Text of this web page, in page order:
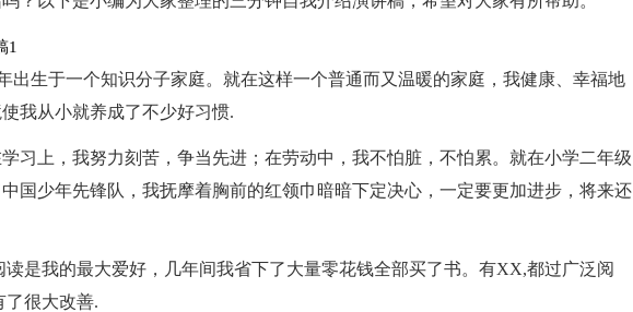
1
出生于一个知识分子家庭。就在这样一个普通而又温暖的家庭，我健康、幸福地
我从小就养成了不少好习惯.
习上，我努力刻苦，争当先进；在劳动中，我不怕脏，不怕累。就在小学二年级
国少年先锋队，我抚摩着胸前的红领巾暗暗下定决心，一定要更加进步，将来还
读是我的最大爱好，几年间我省下了大量零花钱全部买了书。有XX,都过广泛阅
了很大改善.